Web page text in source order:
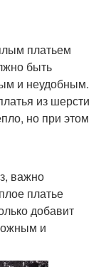
платьем
быть
и неудобным.
из шерсти
но при этом
важно
платье
добавит
и